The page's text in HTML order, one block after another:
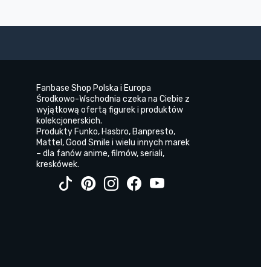
Fanbase Shop Polska i Europa
Środkowo-Wschodnia czeka na Ciebie z
wyjątkową ofertą figurek i produktów
kolekcjonerskich.
Produkty Funko, Hasbro, Banpresto,
Mattel, Good Smile i wielu innych marek
– dla fanów anime, filmów, seriali,
kreskówek.